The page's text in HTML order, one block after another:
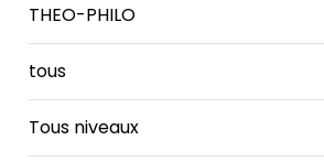
THEO-PHILO
tous
Tous niveaux